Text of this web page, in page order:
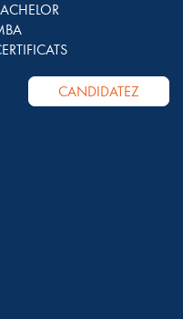
CANDIDATEZ